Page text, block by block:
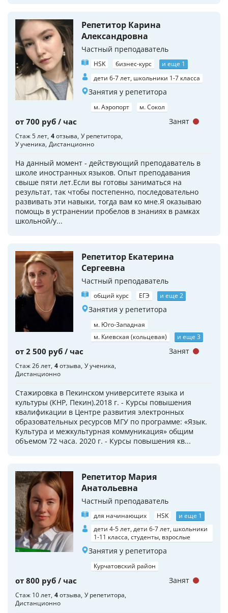
Репетитор Карина
Александровна
Частный преподаватель
HSK бизнес-курс
и еще 1
дети 6-7 лет, школьники 1-7 класса
Занятия у репетитора
м. Аэропорт м. Сокол
от 700 руб / час
Стаж 5 лет 4отзыва У репетитора
У ученика Дистанционно
На данный момент - действующий преподаватель в
школе иностранных языков. Опыт преподавания
свыше пяти лет.Если вы готовы заниматься на
результат, так чтобы постепенно, последовательно
развивать эти навыки, тогда вам ко мне.Я оказываю
помощь в устранении пробелов в знаниях в рамках
школьной/у...
Занят
Репетитор Екатерина
Сергеевна
Частный преподаватель
общий курс ЕГЭ и еще 2
Занятия у репетитора
м. Юго-Западная
м. Киевская (кольцевая)
и еще 3
от 2 500 руб / час
Стаж 26 лет 4отзыва У ученика
Дистанционно
Стажировка в Пекинском университете языка и
культуры (КНР, Пекин).2018 г. - Курсы повышения
квалификации в Центре развития электронных
образовательных ресурсов МГУ по программе: «Язык.
Культура и межкультурная коммуникация» общим
объемом 72 часа. 2020 г. - Курсы повышения кв...
Занят
Репетитор Мария
Анатольевна
Частный преподаватель
для начинающих HSK
и еще 1
дети 4-5 лет, дети 6-7 лет, школьники
1-11 класса, студенты, взрослые
Занятия у репетитора
Курчатовский район
от 800 руб / час
Стаж 10 лет 4отзыва У репетитора
Дистанционно
Занят